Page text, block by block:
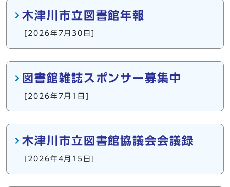
メインメニュー
木津川市立図書館年報
[2026年7月30日]
図書館雑誌スポンサー募集中
[2026年7月1日]
木津川市立図書館協議会会議録
[2026年4月15日]